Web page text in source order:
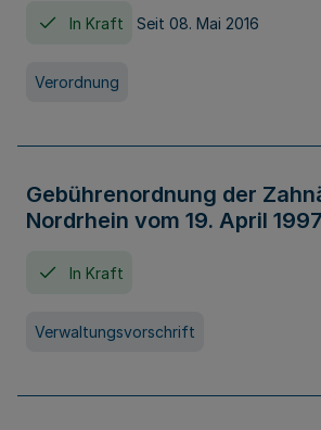
In Kraft Seit 08. Mai 2016
Verordnung
Gebührenordnung der
Nordrhein vom 19. April 1997
In Kraft
Verwaltungsvorschrift